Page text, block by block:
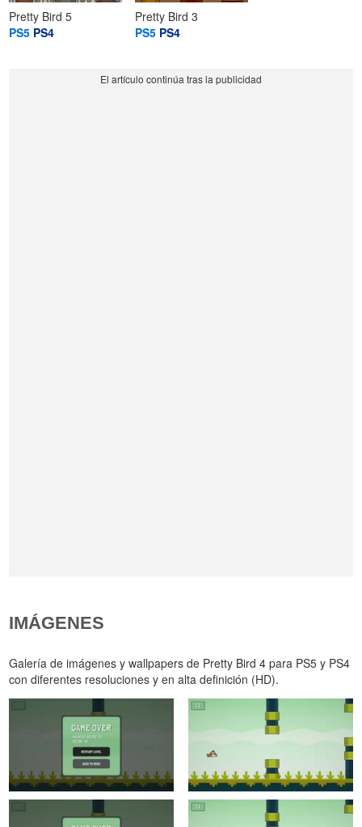
Pretty Bird 5
PS5 PS4
Pretty Bird 3
PS5 PS4
IMÁGENES
Galería de imágenes y wallpapers de Pretty Bird 4 para PS5 y PS4
con diferentes resoluciones y en alta definición (HD).